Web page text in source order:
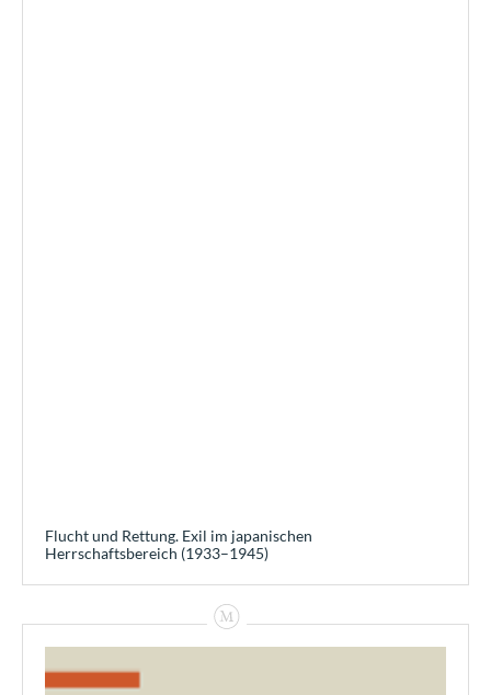
Flucht und Rettung. Exil im japanischen
Herrschaftsbereich (1933–1945)